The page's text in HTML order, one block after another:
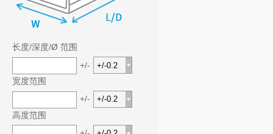
长度/深度/Ø 范围
+/-
宽度范围
+/-
高度范围